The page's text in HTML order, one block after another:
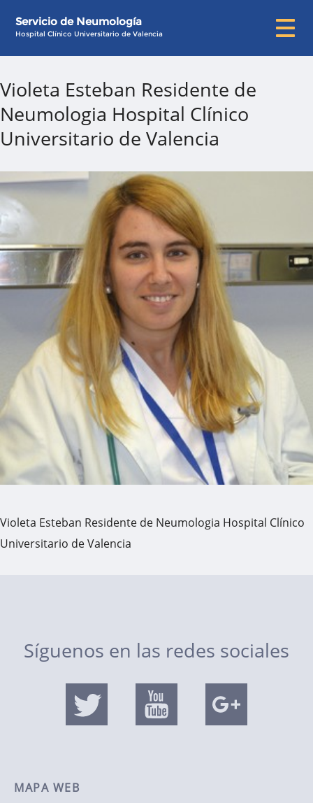
Servicio de Neumología
Hospital Clínico Universitario de Valencia
Violeta Esteban Residente de
Neumologia Hospital Clínico
Universitario de Valencia
Violeta Esteban Residente de Neumologia Hospital Clínico
Universitario de Valencia
Síguenos en las redes sociales
MAPA WEB